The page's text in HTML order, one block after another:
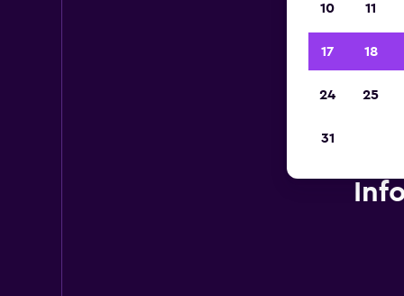
10 11
17 18
24 25
31